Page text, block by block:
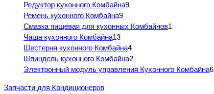
Редуктор кухонного Комбайна9
Ремень кухонного Комбайна9
Смазка пищевая для кухонных Комбайнов1
Чаша кухонного Комбайна13
Шестерня кухонного Комбайна4
Шпиндель кухонного Комбайна2
Электронный модуль управления Кухонного Комбайна6
Запчасти для Кондиционеров